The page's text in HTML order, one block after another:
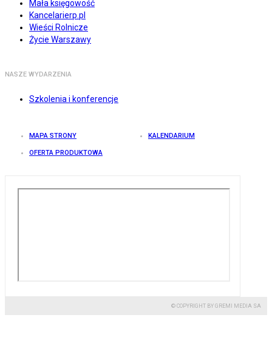
Mała księgowość
Kancelarierp.pl
Wieści Rolnicze
Życie Warszawy
NASZE WYDARZENIA
Szkolenia i konferencje
MAPA STRONY KALENDARIUM
OFERTA PRODUKTOWA
© COPYRIGHT BY GREMI MEDIA SA